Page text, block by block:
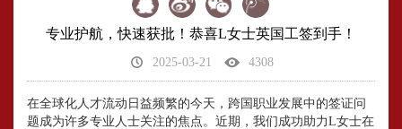
专业护航，快速获批！恭喜L女士英国工签到手！
2025-03-21 4308
在全球化人才流动日益频繁的今天，跨国职业发展中的签证问
题成为许多专业人士关注的焦点。近期，我们成功助力L女士在